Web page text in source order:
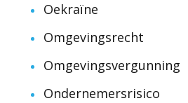
Oekraïne
Omgevingsrecht
Omgevingsvergunning
Ondernemersrisico